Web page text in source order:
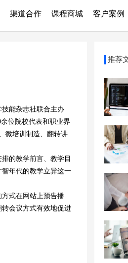
渠道合作 课程商城 客户案例
能杂志社联合主办
位院校代表和职业界
微培训制造、翻转讲
的教学前言、教学目
年代的教学立异这一
式在网站上预告播
会议方式有效地促进
推荐